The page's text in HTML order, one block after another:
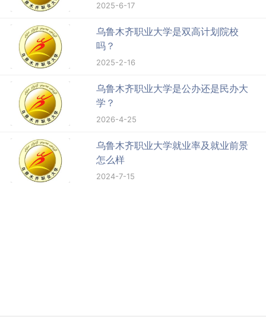
2025-6-17
乌鲁木齐职业大学是双高计划院校
吗？
2025-2-16
乌鲁木齐职业大学是公办还是民办大
学？
2026-4-25
乌鲁木齐职业大学就业率及就业前景
怎么样
2024-7-15